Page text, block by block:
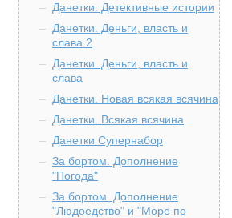
Данетки. Детективные истории
Данетки. Деньги, власть и
слава 2
Данетки. Деньги, власть и
слава
Данетки. Новая всякая всячина
Данетки. Всякая всячина
Данетки Супернабор
За бортом. Дополнение
"Погода"
За бортом. Дополнение
"Людоедство" и "Море по